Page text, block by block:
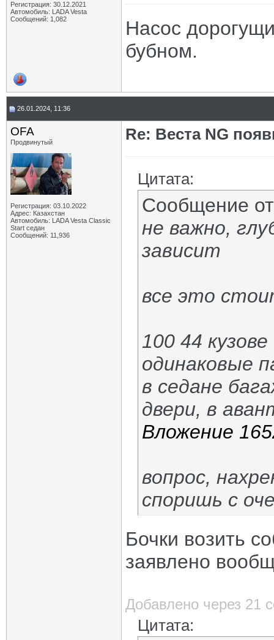
Регистрация: 30.12.2021
Автомобиль: LADA Vesta
Сообщений: 1,082
Насос
бубном.
26.01.2024, 11:36
OFA
Продвинутый
Регистрация: 03.10.2022
Адрес: Казахстан
Автомобиль: LADA Vesta Classic
Start седан
Сообщений: 11,936
Re: Веста NG
Цитата:
Сообщение
не важно,
зависит
все это
100 44
одинаковые
в седане
двери, в
Вложение
вопрос,
споришь с
Бочки возить
заявлено
Добавлено через 21
Цитата: